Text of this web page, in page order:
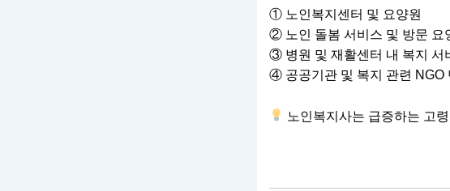
① 노인복지센터 및 요양원
② 노인 돌봄 서비스 및 방문 요
③ 병원 및 재활센터 내 복지 서
④ 공공기관 및 복지 관련 NGO
노인복지사는 급증하는 고